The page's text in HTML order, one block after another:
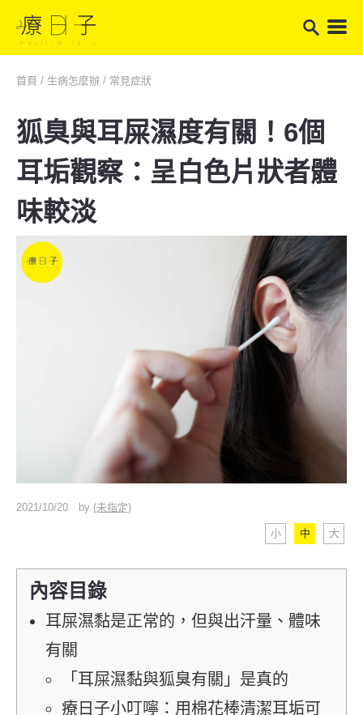
首頁 / 生病怎麼辦 / 常見症狀
狐臭與耳屎濕度有關！6個
耳垢觀察：呈白色片狀者體
味較淡
2021/10/20 by (未指定)
小 中 大
內容目錄
耳屎濕黏是正常的，但與出汗量、體味
有關
「耳屎濕黏與狐臭有關」是真的
療日子小叮嚀：用棉花棒清潔耳垢可